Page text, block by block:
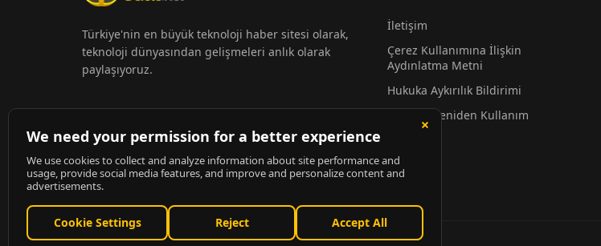
Türkiye'nin en büyük teknoloji haber sitesi olarak,
teknoloji dünyasından gelişmeleri anlık olarak
paylaşıyoruz.
İletişim
Çerez Kullanımına İlişkin
Aydınlatma Metni
Hukuka Aykırılık Bildirimi
Alıntı ve Yeniden Kullanım
Hakkında
Künye